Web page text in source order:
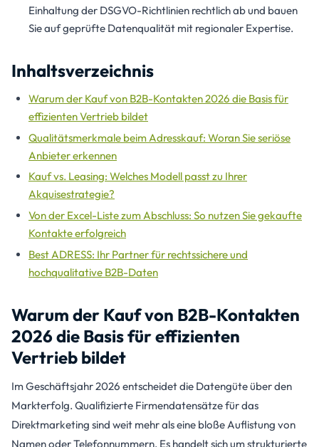
Einhaltung der DSGVO-Richtlinien rechtlich ab und bauen
Sie auf geprüfte Datenqualität mit regionaler Expertise.
Inhaltsverzeichnis
Warum der Kauf von B2B-Kontakten 2026 die Basis für
effizienten Vertrieb bildet
Qualitätsmerkmale beim Adresskauf: Woran Sie seriöse
Anbieter erkennen
Kauf vs. Leasing: Welches Modell passt zu Ihrer
Akquisestrategie?
Von der Excel-Liste zum Abschluss: So nutzen Sie gekaufte
Kontakte erfolgreich
Best ADRESS: Ihr Partner für rechtssichere und
hochqualitative B2B-Daten
Warum der Kauf von B2B-Kontakten
2026 die Basis für effizienten
Vertrieb bildet
Im Geschäftsjahr 2026 entscheidet die Datengüte über den
Markterfolg. Qualifizierte Firmendatensätze für das
Direktmarketing sind weit mehr als eine bloße Auflistung von
Namen oder Telefonnummern. Es handelt sich um strukturierte